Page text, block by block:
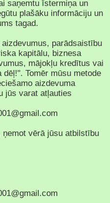
saņemtu īstermiņa un
plašāku informāciju un
tagad.
parādsaistību
kapitālu, biznesa
mājokļu kredītus vai
Tomēr mūsu metode
aizdevuma
jūs varat atļauties
vērā jūsu atbilstību